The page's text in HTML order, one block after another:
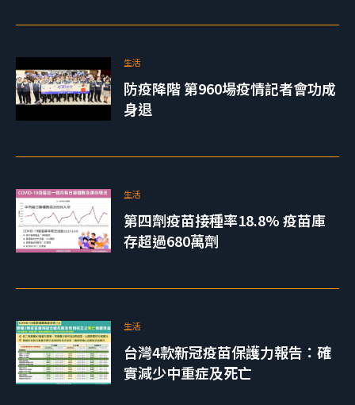
生活
防疫降階 第960場疫情記者會功成
身退
生活
第四劑疫苗接種率18.8% 疫苗庫
存超過680萬劑
生活
台灣4款新冠疫苗保護力報告：確
實減少中重症及死亡